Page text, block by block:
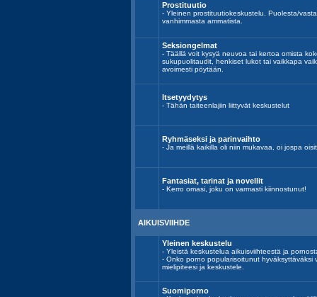
Prostituutio
- Yleinen prostituutiokeskustelu. Puolesta/
vanhimmasta ammatista.
Seksiongelmat
- Täällä voit kysyä neuvoa tai kertoa omista
sukupuolitaudit, henkiset lukot tai vaikkapa
avoimesti pöytään.
Itsetyydytys
- Tähän taiteenlajiin liittyvät keskustelut
Ryhmäseksi ja parinvaihto
- Ja meillä kaikilla oli niin mukavaa, oi jospa
Fantasiat, tarinat ja novellit
- Kerro omasi, joku on varmasti kiinnostunut!
AIKUISVIIHDE
Yleinen keskustelu
- Yleistä keskustelua aikuisviihteestä ja
- Onko porno popularisoitunut hyväksyttäväksi
mielipiteesi ja keskustele.
Suomiporno